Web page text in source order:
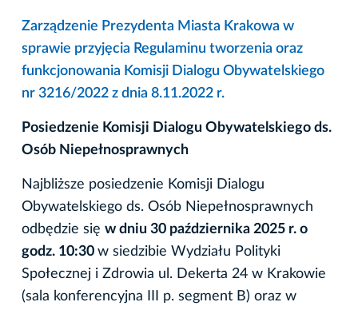
Zarządzenie Prezydenta Miasta Krakowa w
sprawie przyjęcia Regulaminu tworzenia oraz
funkcjonowania Komisji Dialogu Obywatelskiego
nr 3216/2022 z dnia 8.11.2022 r.
Posiedzenie Komisji Dialogu Obywatelskiego ds.
Osób Niepełnosprawnych
Najbliższe posiedzenie Komisji Dialogu
Obywatelskiego ds. Osób Niepełnosprawnych
odbędzie się w dniu 30 października 2025 r. o
godz. 10:30 w siedzibie Wydziału Polityki
Społecznej i Zdrowia ul. Dekerta 24 w Krakowie
(sala konferencyjna III p. segment B) oraz w